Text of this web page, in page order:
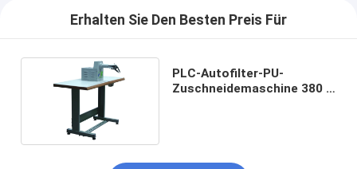
Erhalten Sie Den Besten Preis Für
PLC-Autofilter-PU-
Zuschneidemaschine 380 V